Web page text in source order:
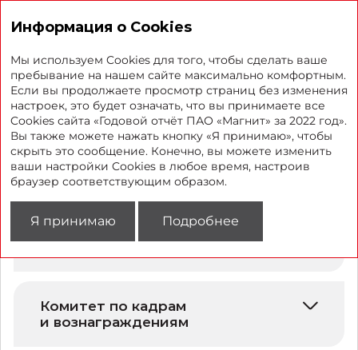
Комитеты Совета
директоров
В соответствии с внутренними документами
ПАО «Магнит» в составе Совета директоров
предусматривается четыре комитета.
Комитет по аудиту
Комитет по кадрам
и вознаграждениям
Информация о Cookies
Мы используем Cookies для того, чтобы сделать ваше
пребывание на нашем сайте максимально комфортным.
Если вы продолжаете просмотр страниц без изменения
настроек, это будет означать, что вы принимаете все
Cookies сайта «Годовой отчёт ПАО «Магнит» за 2022 год».
Вы также можете нажать кнопку «Я принимаю», чтобы
скрыть это сообщение. Конечно, вы можете изменить
ваши настройки Cookies в любое время, настроив
браузер соответствующим образом.
Я принимаю Подробнее